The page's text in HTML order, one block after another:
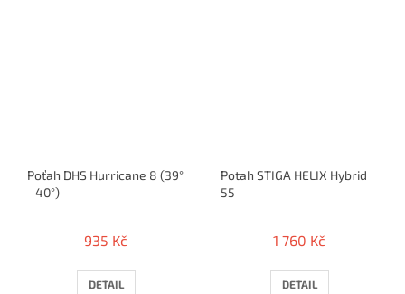
Poťah DHS Hurricane 8 (39°
- 40°)
935 Kč
DETAIL
Potah STIGA HELIX Hybrid
55
1 760 Kč
DETAIL